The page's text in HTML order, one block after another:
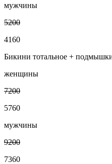
мужчины
5200
4160
Бикини тотальное +
женщины
7200
5760
мужчины
9200
7360